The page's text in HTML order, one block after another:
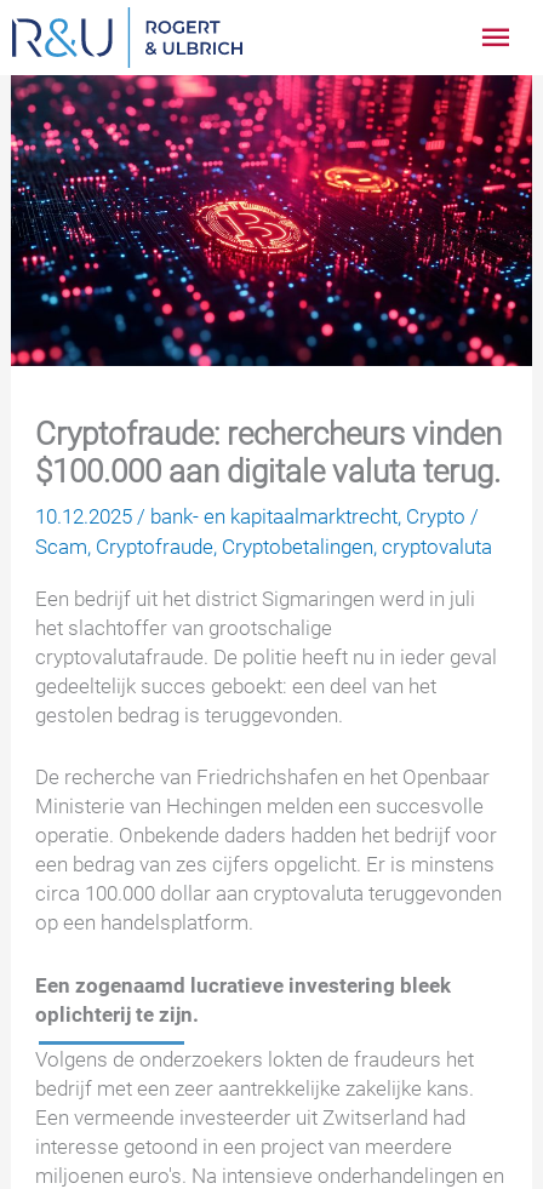
Ga
naar
inhoud
Cryptofraude: rechercheurs vinden
$100.000 aan digitale valuta terug.
10.12.2025/ bank- en kapitaalmarktrecht, Crypto /
Scam, Cryptofraude, Cryptobetalingen,cryptovaluta
Een bedrijf uit het district Sigmaringen werd in juli
het slachtoffer van grootschalige
cryptovalutafraude. De politie heeft nu in ieder geval
gedeeltelijk succes geboekt: een deel van het
gestolen bedrag is teruggevonden.
De recherche van Friedrichshafen en het Openbaar
Ministerie van Hechingen melden een succesvolle
operatie. Onbekende daders hadden het bedrijf voor
een bedrag van zes cijfers opgelicht. Er is minstens
circa 100.000 dollar aan cryptovaluta teruggevonden
op een handelsplatform.
Een zogenaamd lucratieve investering bleek
oplichterij te zijn.
Volgens de onderzoekers lokten de fraudeurs het
bedrijf met een zeer aantrekkelijke zakelijke kans.
Een vermeende investeerder uit Zwitserland had
interesse getoond in een project van meerdere
miljoenen euro's. Na intensieve onderhandelingen en